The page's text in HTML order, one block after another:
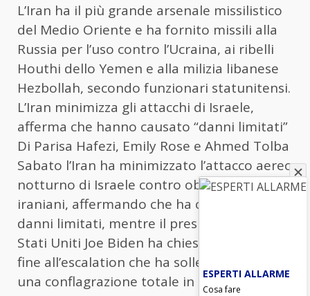
L’Iran ha il più grande arsenale missilistico
del Medio Oriente e ha fornito missili alla
Russia per l’uso contro l’Ucraina, ai ribelli
Houthi dello Yemen e alla milizia libanese
Hezbollah, secondo funzionari statunitensi.
L’Iran minimizza gli attacchi di Israele,
afferma che hanno causato “danni limitati”
Di Parisa Hafezi, Emily Rose e Ahmed Tolba
Sabato l’Iran ha minimizzato l’attacco aereo
notturno di Israele contro obiettivi militari
iraniani, affermando che ha causato solo
danni limitati, mentre il presidente degli
Stati Uniti Joe Biden ha chiesto di porre
fine all’escalation che ha sollevato timori di
una conflagrazione totale in Medio Oriente.
ESPERTI ALLARME
Cosa fare